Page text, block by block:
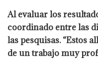
Al evaluar los
coordinado entre las
las pesquisas. “Estos
de un trabajo muy